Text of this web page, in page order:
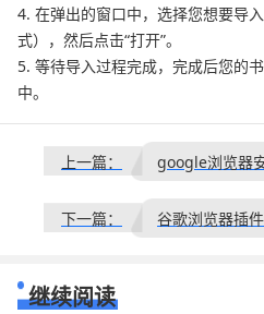
4. 在弹出的窗口中，选择您想要导
式），然后点击“打开”。
5. 等待导入过程完成，完成后您的
中。
上一篇： google浏览器
下一篇：
继续阅读